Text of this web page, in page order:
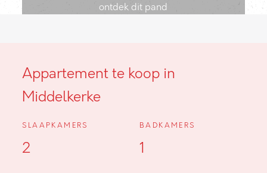
ontdek dit pand
Appartement te koop in
Middelkerke
SLAAPKAMERS
2
BADKAMERS
1